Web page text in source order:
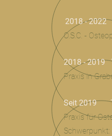
2018 - 2022
O.S.C. -
2018 - 2019
Praxis in
Seit 2019
Praxis für